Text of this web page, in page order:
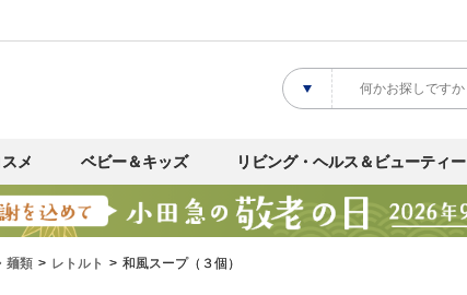
スメ ベビー＆キッズ リビング・ヘルス＆ビューティー
麺類 レトルト 和風スープ（３個）